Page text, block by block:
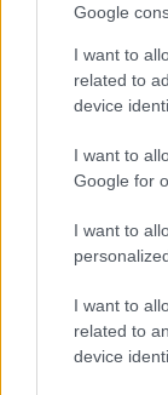
Google
I want to
related to
device
I want to
Google for
I want to
I want to
related to
device
Bódi Guszti